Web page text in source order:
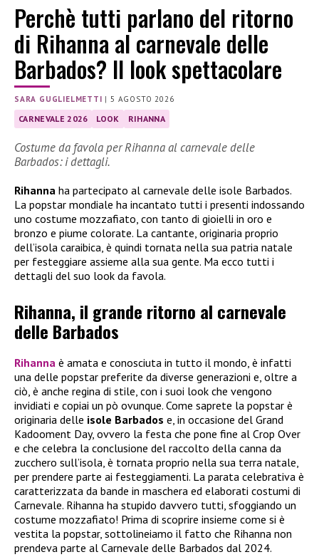
Perchè tutti parlano del ritorno
di Rihanna al carnevale delle
Barbados? Il look spettacolare
SARA GUGLIELMETTI |5 AGOSTO 2026
CARNEVALE 2026 LOOK RIHANNA
Costume da favola per Rihanna al carnevale delle
Barbados: i dettagli.
Rihanna ha partecipato al carnevale delle isole Barbados.
La popstar mondiale ha incantato tutti i presenti indossando
uno costume mozzafiato, con tanto di gioielli in oro e
bronzo e piume colorate. La cantante, originaria proprio
dell’isola caraibica, è quindi tornata nella sua patria natale
per festeggiare assieme alla sua gente. Ma ecco tutti i
dettagli del suo look da favola.
Rihanna, il grande ritorno al carnevale
delle Barbados
Rihanna è amata e conosciuta in tutto il mondo, è infatti
una delle popstar preferite da diverse generazioni e, oltre a
ciò, è anche regina di stile, con i suoi look che vengono
invidiati e copiai un pò ovunque. Come saprete la popstar è
originaria delle isole Barbados e, in occasione del Grand
Kadooment Day, ovvero la festa che pone fine al Crop Over
e che celebra la conclusione del raccolto della canna da
zucchero sull’isola, è tornata proprio nella sua terra natale,
per prendere parte ai festeggiamenti. La parata celebrativa è
caratterizzata da bande in maschera ed elaborati costumi di
Carnevale. Rihanna ha stupido davvero tutti, sfoggiando un
costume mozzafiato! Prima di scoprire insieme come si è
vestita la popstar, sottolineiamo il fatto che Rihanna non
prendeva parte al Carnevale delle Barbados dal 2024.